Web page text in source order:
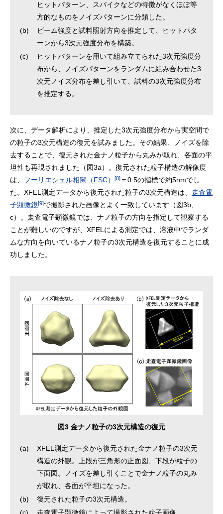
ヒットパターン、スパイクなどの特徴がなくほぼ等
方的なものをノイズパターンに分類した。
(b)
ビーム強度と試料照射方向を推定して、ヒットパタ
ーンから3次元強度分布を構築。
(c)
ヒットパターンを用いて組み立てられた3次元強度分
布から、ノイズパターンをランダムに組み合わせた3
次元ノイズ分布を差し引いて、試料の3次元強度分布
を推定する。
次に、データ解析により、推定した3次元強度分布から実空間で
の粒子の3次元構造の復元を試みました。その結果、ノイズを除
去することで、復元された金ナノ粒子から丸みが取れ、各面の平
坦性も再現されました（図3a）。復元された粒子構造の解像度
は、 フーリエシェル相関（FSC） [8] ＝0.5の指標で約5nmでし
た。XFEL測定データから復元された粒子の3次元構造は、 走査電
子顕微鏡[9]で撮影された画像とよく一致しています（図3b、
c）。走査電子顕微鏡では、ナノ粒子の方向を指定して観察する
ことが難しいのですが、XFELによる測定では、溶液中でランダ
ムな方向を向いているナノ粒子の3次元構造を復元することに成
功しました。
図3 金ナノ粒子の3次元構造の復元
(a)
XFEL測定データから復元された金ナノ粒子の3次元
構造の外観。上段が三角形の正面図、下段が粒子の
下面図。ノイズを差し引くことで金ナノ粒子の丸み
が取れ、各面が平坦になった。
(b)
復元された粒子の3次元構造。